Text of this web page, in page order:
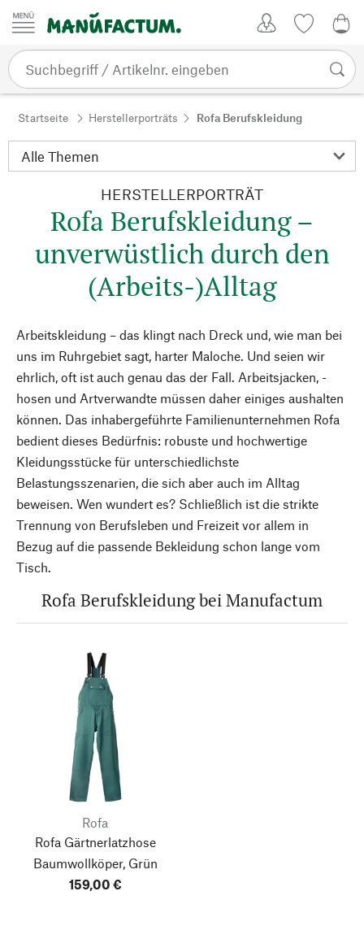
Zum Inhalt springen
Startseite Herstellerporträts Rofa Berufskleidung
HERSTELLERPORTRÄT
Rofa Berufskleidung –
unverwüstlich durch den
(Arbeits-)Alltag
Arbeitskleidung – das klingt nach Dreck und, wie man bei
uns im Ruhrgebiet sagt, harter Maloche. Und seien wir
ehrlich, oft ist auch genau das der Fall. Arbeitsjacken, -
hosen und Artverwandte müssen daher einiges aushalten
können. Das inhabergeführte Familienunternehmen Rofa
bedient dieses Bedürfnis: robuste und hochwertige
Kleidungsstücke für unterschiedlichste
Belastungsszenarien, die sich aber auch im Alltag
beweisen. Wen wundert es? Schließlich ist die strikte
Trennung von Berufsleben und Freizeit vor allem in
Bezug auf die passende Bekleidung schon lange vom
Tisch.
Rofa Berufskleidung bei Manufactum
Rofa
Rofa Gärtnerlatzhose
Baumwollköper, Grün
159,00 €